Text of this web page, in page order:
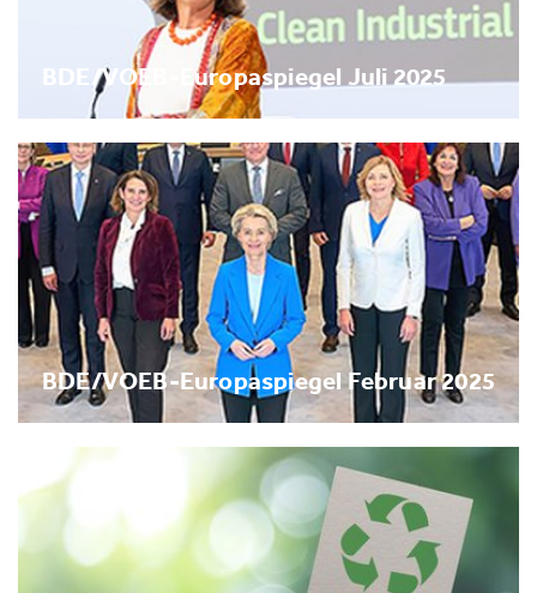
BDE/VOEB-Europaspiegel Juli 2025
BDE/VOEB-Europaspiegel Februar 2025